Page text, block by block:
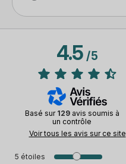
4.5/5
Basé sur 129 avis soumis à
un contrôle
Voir tous les avis sur ce site
5 étoiles